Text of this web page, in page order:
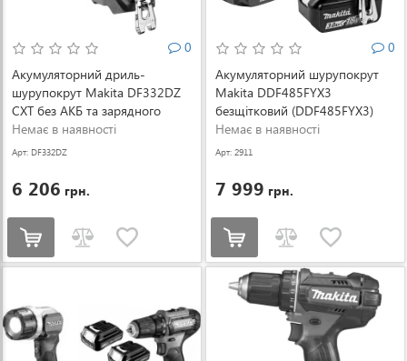
0
Акумуляторний дриль-
шурупокрут Makita DF332DZ
CXT без АКБ та зарядного
пристрою (DF332DZ)
Немає в наявності
Арт: DF332DZ
6 206 грн.
0
Акумуляторний шурупокрут
Makita DDF485FYX3
безщітковий (DDF485FYX3)
Немає в наявності
Арт: 2911
7 999 грн.